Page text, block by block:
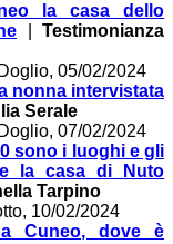
la casa dello
Testimonianza
05/02/2024
nonna intervistata
Serale
07/02/2024
sono i luoghi e gli
la casa di Nuto
Tarpino
10/02/2024
Cuneo, dove è